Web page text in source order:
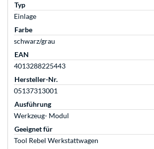
Typ
Einlage
Farbe
schwarz/grau
EAN
4013288225443
Hersteller-Nr.
05137313001
Ausführung
Werkzeug- Modul
Geeignet für
Tool Rebel Werkstattwagen